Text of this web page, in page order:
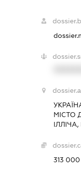
МІСТО
313 000